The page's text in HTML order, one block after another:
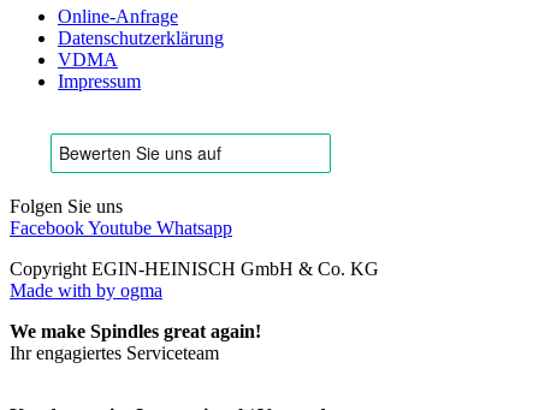
Online-Anfrage
Datenschutzerklärung
VDMA
Impressum
Folgen Sie uns
FacebookYoutube Whatsapp
Copyright EGIN-HEINISCH GmbH & Co. KG
Made with by ogma
We make Spindles great again!
Ihr engagiertes Serviceteam